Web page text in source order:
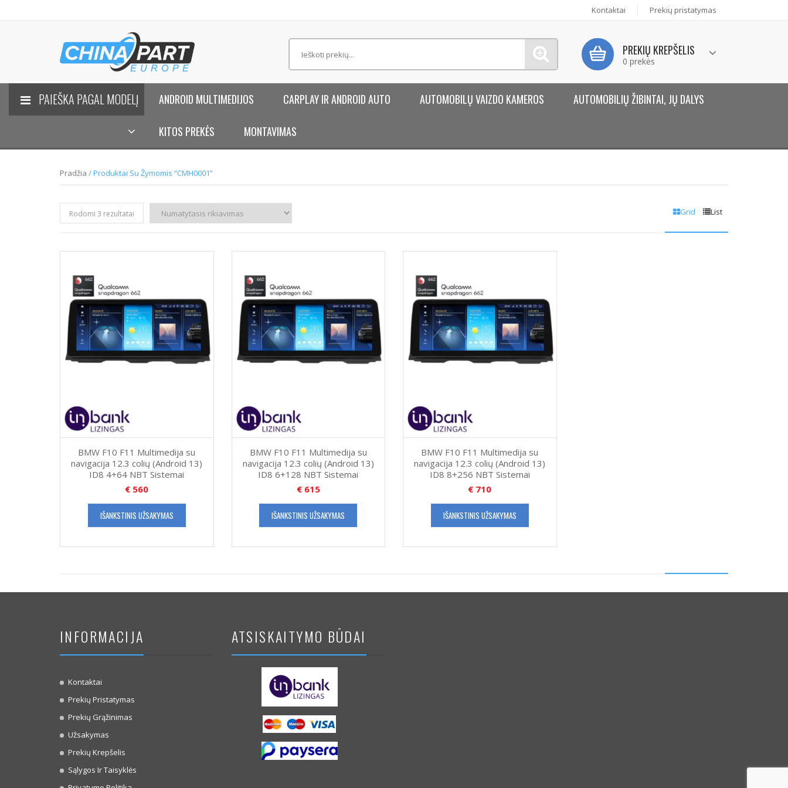
Kontaktai Prekių pristatymas
PREKIŲ KREPŠELIS
0 prekės
PAIEŠKA PAGAL MODELĮ ANDROID MULTIMEDIJOS CARPLAY IR ANDROID AUTO AUTOMOBILŲ VAIZDO KAMEROS AUTOMOBILIŲ ŽIBINTAI, JŲ DALYS
KITOS PREKĖS MONTAVIMAS
Pradžia / Produktai Su Žymomis “CMH0001”
Grid List
Rodomi 3 rezultatai
BMW F10 F11 Multimedija su
navigacija 12.3 colių (Android 13)
ID8 4+64 NBT Sistemai
€ 560
IŠANKSTINIS UŽSAKYMAS
BMW F10 F11 Multimedija su
navigacija 12.3 colių (Android 13)
ID8 6+128 NBT Sistemai
€615
IŠANKSTINIS UŽSAKYMAS
BMW F10 F11 Multimedija su
navigacija 12.3 colių (Android 13)
ID8 8+256 NBT Sistemai
€ 710
IŠANKSTINIS UŽSAKYMAS
INFORMACIJA
Kontaktai
Prekių Pristatymas
Prekių Grąžinimas
Užsakymas
Prekių Krepšelis
Sąlygos Ir Taisyklės
ATSISKAITYMO BŪDAI